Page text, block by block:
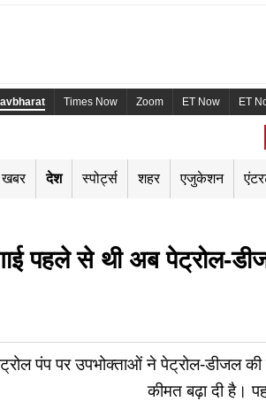
Times Now Zoom ET Now ET
खबर देश स्पोर्ट्स शहर एजुकेशन
पहले से थी अब पेट्रोल-
पंप पर उपभोक्ताओं ने पेट्रोल-डीजल की
कीमत बढ़ा दी है।